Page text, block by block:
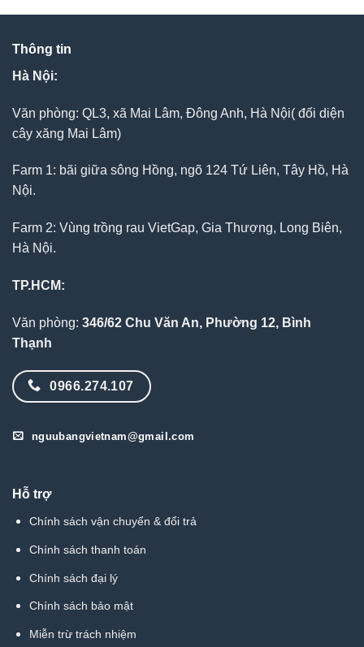
Thông tin
Hà Nội:
Văn phòng: QL3, xã Mai Lâm, Đông Anh, Hà Nội( đối diện
cây xăng Mai Lâm)
Farm 1: bãi giữa sông Hồng, ngõ 124 Tứ Liên, Tây Hồ, Hà
Nội.
Farm 2: Vùng trồng rau VietGap, Gia Thượng, Long Biên,
Hà Nội.
TP.HCM:
Văn phòng: 346/62 Chu Văn An, Phường 12, Bình
Thạnh
0966.274.107
nguubangvietnam@gmail.com
Hỗ trợ
Chính sách vận chuyển & đổi trả
Chính sách thanh toán
Chính sách đại lý
Chính sách bảo mật
Miễn trừ trách nhiệm